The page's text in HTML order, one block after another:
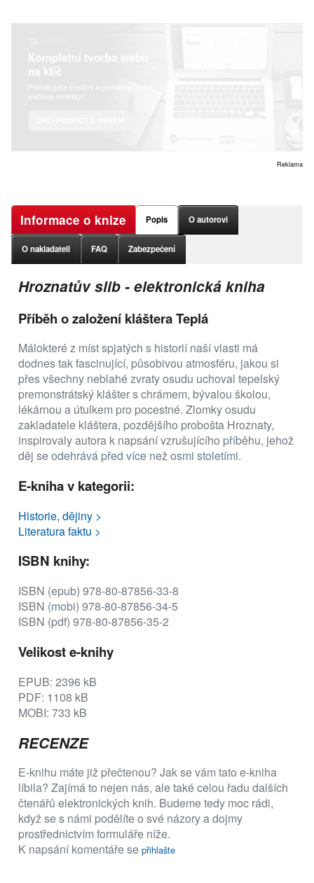
Reklama
Informace o knize Popis O autorovi
O nakladateli FAQ Zabezpečení
Hroznatův slib - elektronická kniha
Příběh o založení kláštera Teplá
Málokteré z míst spjatých s historií naší vlasti má
dodnes tak fascinující, působivou atmosféru, jakou si
přes všechny neblahé zvraty osudu uchoval tepelský
premonstrátský klášter s chrámem, bývalou školou,
lékárnou a útulkem pro pocestné. Zlomky osudu
zakladatele kláštera, pozdějšího probošta Hroznaty,
inspirovaly autora k napsání vzrušujícího příběhu, jehož
děj se odehrává před více než osmi stoletími.
E-kniha v kategorii:
Historie, dějiny >
Literatura faktu >
ISBN knihy:
ISBN (epub) 978-80-87856-33-8
ISBN (mobi) 978-80-87856-34-5
ISBN (pdf) 978-80-87856-35-2
Velikost e-knihy
EPUB: 2396 kB
PDF: 1108 kB
MOBI: 733 kB
RECENZE
E-knihu máte již přečtenou? Jak se vám tato e-kniha
líbila? Zajímá to nejen nás, ale také celou řadu dalších
čtenářů elektronických knih. Budeme tedy moc rádi,
když se s námi podělíte o své názory a dojmy
prostřednictvím formuláře níže.
K napsání komentáře se přihlašte